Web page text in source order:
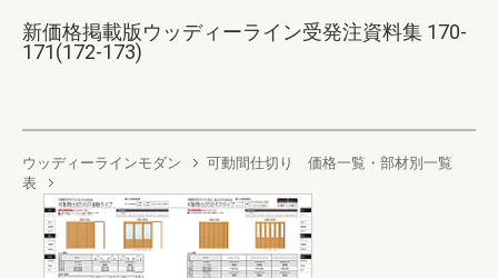
新価格掲載版ウッディーライン受発注資料集 170-
171(172-173)
ウッディーラインモダン
可動間仕切り 価格一覧・部材別一覧
表